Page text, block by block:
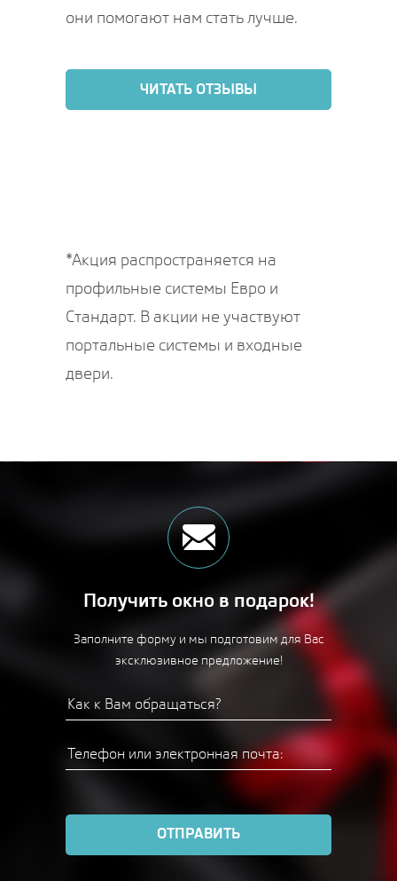
они помогают нам стать лучше.
ЧИТАТЬ ОТЗЫВЫ
*Акция распространяется на
профильные системы Евро и
Стандарт. В акции не участвуют
портальные системы и входные
двери.
Получить окно в подарок!
Заполните форму и мы подготовим для Вас
эксклюзивное предложение!
ОТПРАВИТЬ